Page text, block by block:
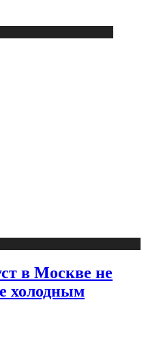
в Москве не
холодным